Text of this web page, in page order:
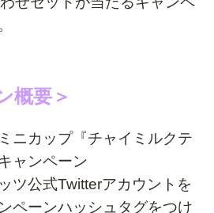
概要＞
ミニカップ『チャイミルクテ
ャンペーン
ツ公式Twitterアカウントを
ペーンハッシュタグをつけ